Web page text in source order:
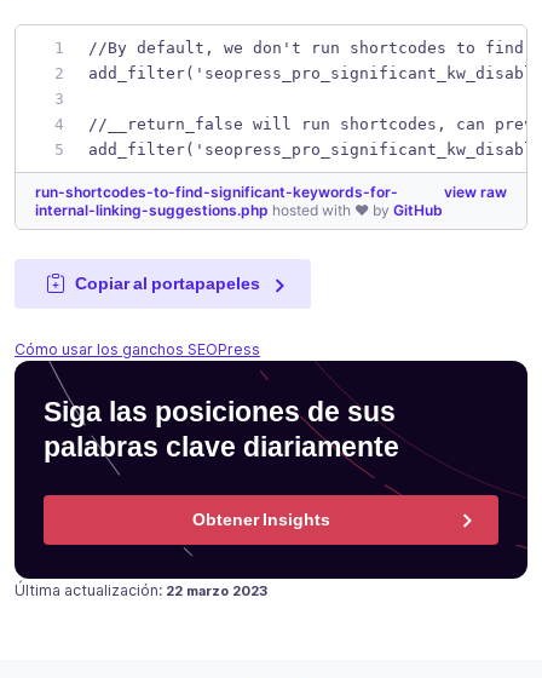
//By default, we don't run shortcodes to find
//__return_false will run shortcodes, can
view raw
run-shortcodes-to-find-significant-keywords-for-
internal-linking-suggestions.php hosted with ❤ by GitHub
Copiar al portapapeles
Cómo usar los ganchos SEOPress
Siga las posiciones de sus
palabras clave diariamente
Obtener Insights
Última actualización: Publicado en
22 marzo 2023